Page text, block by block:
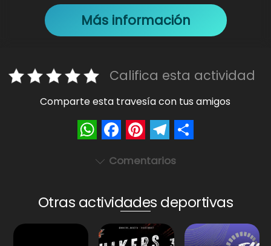
Más información
Califica esta actividad
Comparte esta travesía con tus amigos
W
h
t
s
F
a
e
b
P
i
t
e
T
e
e
g
S
r
e
Comentarios
Otras actividades deportivas